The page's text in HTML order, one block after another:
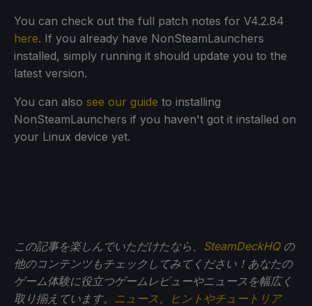
You can check out the full patch notes for V4.2.84
here. If you already have NonSteamLaunchers
installed, simply running it should update you to the
latest version.
You can also see our guide to installing
NonSteamLaunchers if you haven't got it installed on
your Linux device yet.
この記事を楽しんでいただけたなら、 SteamDeckHQの
他のコンテンツもチェックしてみてください！あなたの
ゲーム体験に役立つゲームレビューやニュースを幅広く
取り揃えています。 ニュース
ヒントやチュートリア